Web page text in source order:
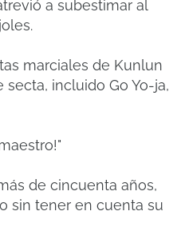
a subestimar al
marciales de Kunlun
incluido Go Yo-ja,
de cincuenta años,
sin tener en cuenta su